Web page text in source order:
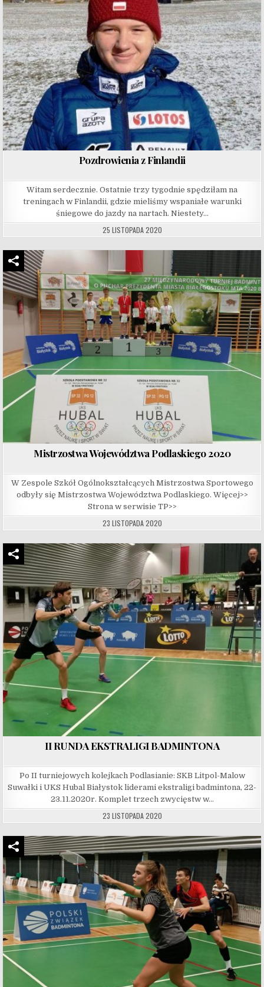
Pozdrowienia z Finlandii
Witam serdecznie. Ostatnie trzy tygodnie spędziłam na
treningach w Finlandii, gdzie mieliśmy wspaniałe warunki
śniegowe do jazdy na nartach. Niestety…
25 LISTOPADA 2020
Mistrzostwa Województwa Podlaskiego 2020
W Zespole Szkół Ogólnokształcących Mistrzostwa Sportowego
odbyły się Mistrzostwa Województwa Podlaskiego. Więcej>>
Strona w serwisie TP>>
23 LISTOPADA 2020
II RUNDA EKSTRALIGI BADMINTONA
Po II turniejowych kolejkach Podlasianie: SKB Litpol-Malow
Suwałki i UKS Hubal Białystok liderami ekstraligi badmintona, 22-
23.11.2020r. Komplet trzech zwycięstw w…
23 LISTOPADA 2020